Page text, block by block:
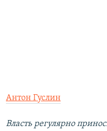
Антон Гуслин
Власть регулярно